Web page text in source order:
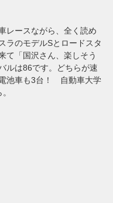
レースながら、全く読め
ラのモデルSとロードスタ
て「国沢さん、楽しそう
ルは86です。どちらが速
池車も3台！ 自動車大学